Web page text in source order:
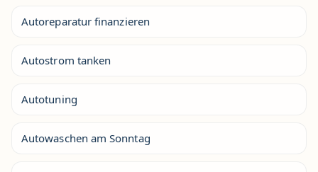
Autoreparatur finanzieren
Autostrom tanken
Autotuning
Autowaschen am Sonntag